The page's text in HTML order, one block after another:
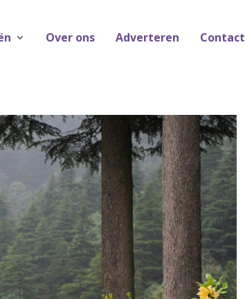
Over ons Adverteren Contact